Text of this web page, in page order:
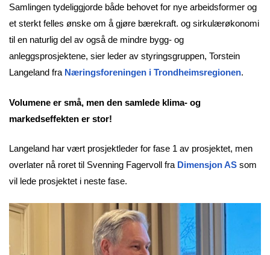
Samlingen tydeliggjorde både behovet for nye arbeidsformer og
et sterkt felles ønske om å gjøre bærekraft. og sirkulærøkonomi
til en naturlig del av også de mindre bygg- og
anleggsprosjektene, sier leder av styringsgruppen, Torstein
Langeland fra Næringsforeningen i Trondheimsregionen.
Volumene er små, men den samlede klima- og
markedseffekten er stor!
Langeland har vært prosjektleder for fase 1 av prosjektet, men
overlater nå roret til Svenning Fagervoll fra Dimensjon AS som
vil lede prosjektet i neste fase.